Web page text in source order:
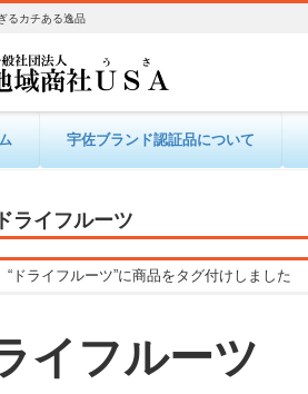
るカチある逸品
宇佐ブランド認証品について
ドライフルーツ
“ドライフルーツ”に商品をタグ付けしました
イフルーツ